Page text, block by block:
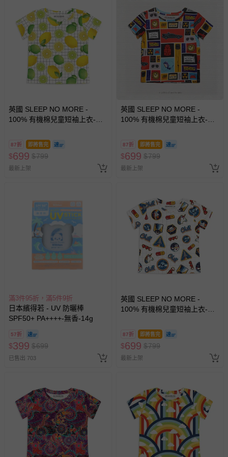
英國 SLEEP NO MORE -
100% 有機棉兒童短袖上衣-檸
87折 即將售完
$699 $799
最新上架
英國 SLEEP NO MORE -
100% 有機棉兒童短袖上衣-回
87折 即將售完
$699 $799
最新上架
滿3件95折，滿5件9折
日本繽得若 - UV 防曬棒
SPF50+ PA++++-無香-14g
57折
$399 $699
已售出 703
英國 SLEEP NO MORE -
100% 有機棉兒童短袖上衣-太
87折 即將售完
$699 $799
最新上架